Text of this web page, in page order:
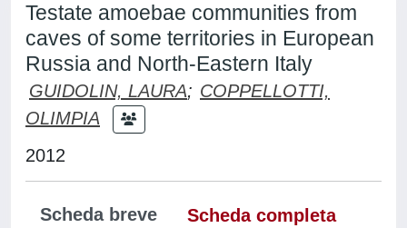
Testate amoebae communities from
caves of some territories in European
Russia and North-Eastern Italy
GUIDOLIN, LAURA; COPPELLOTTI,
OLIMPIA
2012
Scheda breve
Scheda completa